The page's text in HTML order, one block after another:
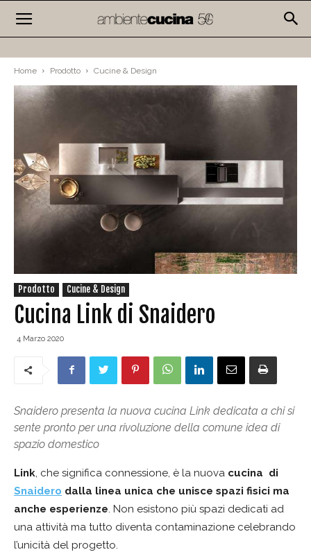
Home Prodotto Cucine & Design
Prodotto Cucine & Design
Cucina Link di Snaidero
4 Marzo 2020
Snaidero presenta la nuova cucina Link dedicata a chi si
sente pronto per una rivoluzione della comune idea di
spazio domestico
Link, che significa connessione, è la nuova cucina di
Snaidero dalla linea unica che unisce spazi fisici ma
anche esperienze. Non esistono più spazi dedicati ad
una attività ma tutto diventa contaminazione celebrando
l’unicità del progetto.